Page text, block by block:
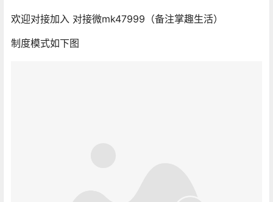
欢迎对接加入 对接微mk47999（备注掌趣生活）
制度模式如下图